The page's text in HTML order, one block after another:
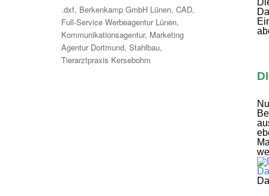
Schlagwörter
.dxf, Berkenkamp GmbH Lünen, CAD,
Full-Service Werbeagentur Lünen,
Kommunikationsagentur, Marketing
Agentur Dortmund, Stahlbau,
Tierarztpraxis Kersebohm